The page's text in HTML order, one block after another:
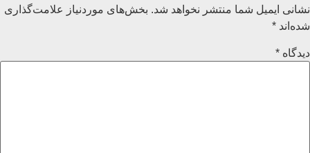
نشانی ایمیل شما منتشر نخواهد شد. بخش‌های موردنیاز علامت‌گذاری
شده‌اند *
دیدگاه *